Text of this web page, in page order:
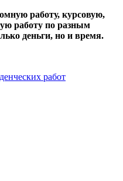
работу, курсовую,
работу по разным
деньги, но и время.
работ